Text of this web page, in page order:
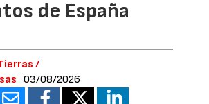
de España
/
03/08/2026